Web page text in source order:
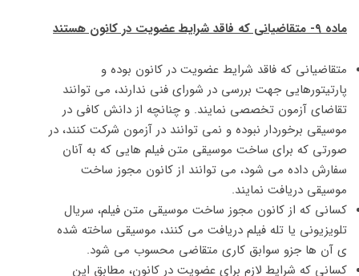
ماده ۹- متقاضیانی که فاقد شرایط عضویت در کانون هستند
متقاضیانی که فاقد شرایط عضویت در کانون بوده و
پارتیتورهایی جهت بررسی در شورای فنی ندارند، می توانند
تقاضای آزمون تخصصی نمایند. و چنانچه از دانش کافی در
موسیقی برخوردار نبوده و نمی توانند در آزمون شرکت کنند، در
صورتی که برای ساخت موسیقی متن فیلم هایی که به آنان
سفارش داده می شود، می توانند از کانون مجوز ساخت
موسیقی دریافت نمایند.
کسانی که از کانون مجوز ساخت موسیقی متن فیلم، سریال
تلویزیونی یا تله فیلم دریافت می کنند، موسیقی ساخته شده
ی آن ها جزو سوابق کاری متقاضی محسوب می شود.
کسانی که شرایط لازم برای عضویت در کانون، مطابق این